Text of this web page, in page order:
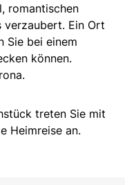
romantischen
verzaubert. Ein Ort
Sie bei einem
können.
treten Sie mit
Heimreise an.